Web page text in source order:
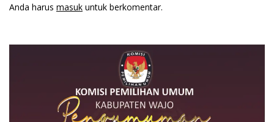
Anda harus masuk untuk berkomentar.